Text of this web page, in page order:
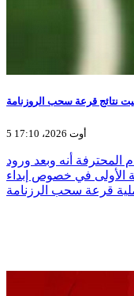
نتائج قرعة سحب الروزنامة
5 أوت 2026، 17:10
المحترفة أنه وبعد ورود
الأولى في خصوص إبداء